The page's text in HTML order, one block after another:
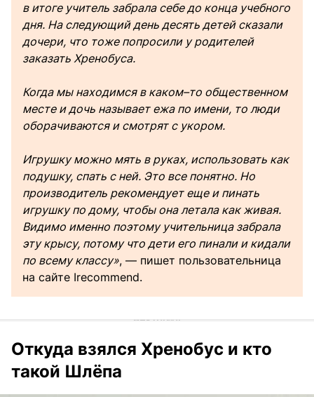
в итоге учитель забрала себе до конца учебного
дня. На следующий день десять детей сказали
дочери, что тоже попросили у родителей
заказать Хренобуса.
Когда мы находимся в каком–то общественном
месте и дочь называет ежа по имени, то люди
оборачиваются и смотрят с укором.
Игрушку можно мять в руках, использовать как
подушку, спать с ней. Это все понятно. Но
производитель рекомендует еще и пинать
игрушку по дому, чтобы она летала как живая.
Видимо именно поэтому учительница забрала
эту крысу, потому что дети его пинали и кидали
по всему классу», — пишет пользовательница
на сайте Irecommend.
Откуда взялся Хренобус и кто
такой Шлёпа